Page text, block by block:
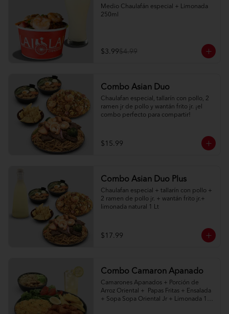
Medio Chaulafán especial + Limonada
250ml
$3.99$4.99
Combo Asian Duo
Chaulafan especial, tallarín con pollo, 2
ramen jr de pollo y wantán frito jr. ¡el
combo perfecto para compartir!
$15.99
Combo Asian Duo Plus
Chaulafan especial + tallarín con pollo +
2 ramen de pollo jr. + wantán frito jr.+
limonada natural 1 Lt
$17.99
Combo Camaron Apanado
Camarones Apanados + Porción de
Arroz Oriental +  Papas Fritas + Ensalada
+ Sopa Sopa Oriental Jr + Limonada 12